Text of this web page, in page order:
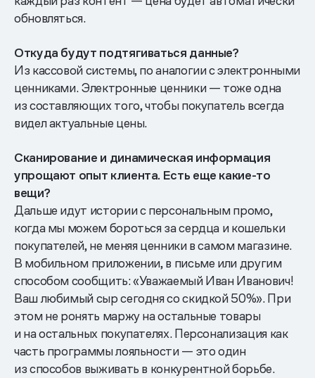
обновляться.
Откуда будут подтягиваться данные?
Из кассовой системы, по аналогии с электронными
ценниками. Электронные ценники — тоже одна
из составляющих того, чтобы покупатель всегда
видел актуальные цены.
Сканирование и динамическая информация
упрощают опыт клиента. Есть еще какие-то
вещи?
Дальше идут истории с персональным промо,
когда мы можем бороться за сердца и кошельки
покупателей, не меняя ценники в самом магазине.
В мобильном приложении, в письме или другим
способом сообщить: «Уважаемый Иван Иванович!
Ваш любимый сыр сегодня со скидкой 50%». При
этом не ронять маржу на остальные товары
и на остальных покупателях. Персонализация как
часть программы лояльности — это один
из способов выживать в конкурентной борьбе.